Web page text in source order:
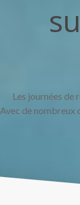
Les journées
Avec de nombreux